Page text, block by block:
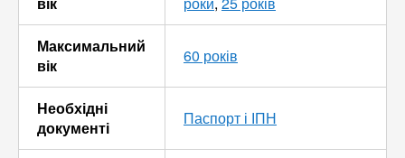
Максимальний
вік
60 років
Необхідні
документі
Паспорт і ІПН